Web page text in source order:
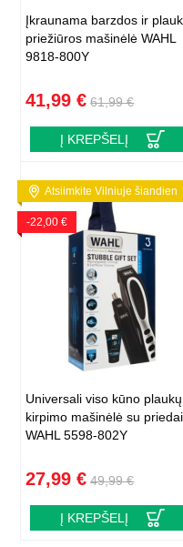
Įkraunama barzdos ir
priežiūros mašinėlė WAHL
9818-800Y
41,99 € 61,99 €
Į KREPŠELĮ
Atsiimkite Vilniuje šiandien
-22,00 €
Universali viso kūno plaukų
kirpimo mašinėlė su
WAHL 5598-802Y
27,99 € 49,99 €
Į KREPŠELĮ